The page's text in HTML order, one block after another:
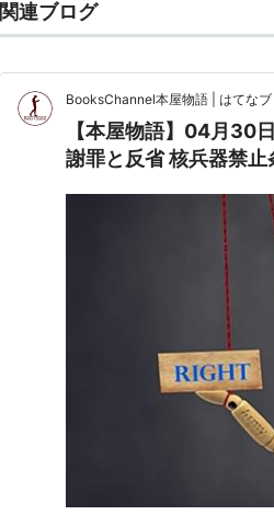
関連ブログ
BooksChannel本屋物語 | はてな
【本屋物語】04月30
謝罪と反省 核兵器禁止